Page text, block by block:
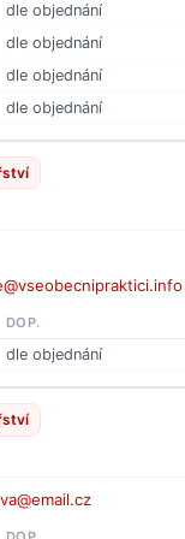
dle objednání
dle objednání
dle objednání
dle objednání
DOP.
dle objednání